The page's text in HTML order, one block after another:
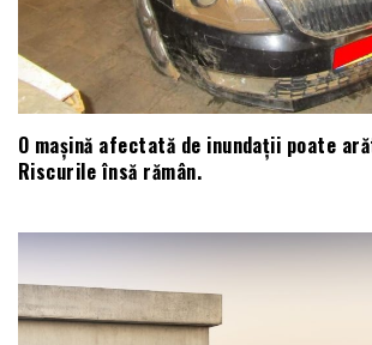
O mașină afectată de inundații poate
Riscurile însă rămân.